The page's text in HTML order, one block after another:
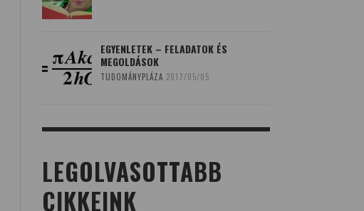
EGYENLETEK – FELADATOK ÉS
MEGOLDÁSOK
TUDOMÁNYPLÁZA 2017/05/05
LEGOLVASOTTABB
CIKKEINK